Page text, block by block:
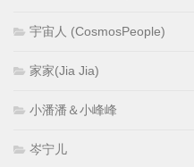
宇宙人 (CosmosPeople)
家家(Jia Jia)
小潘潘＆小峰峰
岑宁儿